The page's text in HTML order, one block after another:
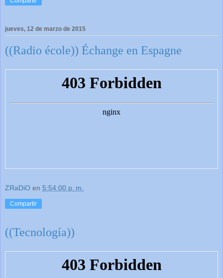
jueves, 12 de marzo de 2015
((Radio école)) Échange en Espagne
ZRaDiO en 5:54:00 p. m.
Compartir
((Tecnología))